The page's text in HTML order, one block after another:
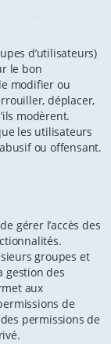
d’utilisateurs)
le bon
modifier ou
déplacer,
modèrent.
les utilisateurs
ou offensant.
gérer l’accès des
groupes et
gestion des
aux
de
permissions de